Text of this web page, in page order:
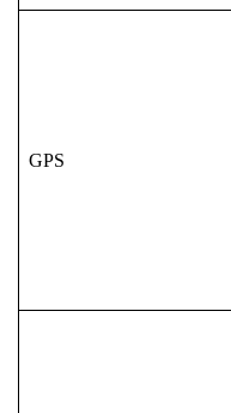
GPS